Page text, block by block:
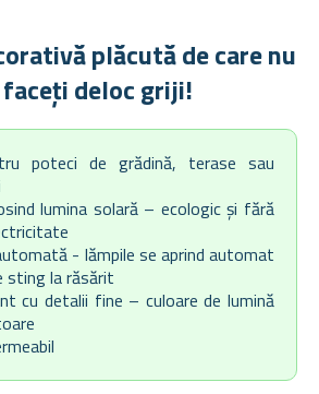
plăcută de care nu
deloc griji!
poteci de grădină, terase sau
lumina solară – ecologic și fără
- lămpile se aprind automat
sting la răsărit
cu detalii fine – culoare de lumină